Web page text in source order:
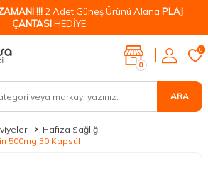
!!! 2 Adet Güneş Ürünü Alana PLAJ
ÇANTASIHEDİYE
ARA
0
0
Hafıza Sağlığı
500mg 30 Kapsül